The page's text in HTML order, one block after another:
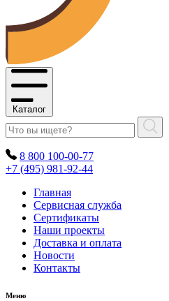
Каталог
8 800 100-00-77
+7 (495) 981-92-44
Главная
Сервисная служба
Сертификаты
Наши проекты
Доставка и оплата
Новости
Контакты
Меню